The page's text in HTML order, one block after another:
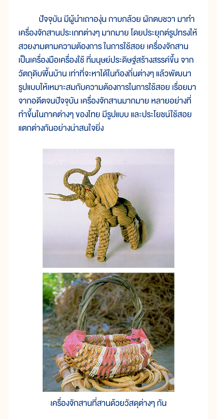
ปัจจุบัน มีผู้นำเถาองุ่น กาบกล้วย ผักตบชวา มาทำ
เครื่องจักสานประเภทต่างๆ มากมาย โดยประยุกต์รูปทรงให้
สวยงามตามความต้องการ ในการใช้สอย เครื่องจักสาน
เป็นเครื่องมือเครื่องใช้ ที่มนุษย์ประดิษฐ์สร้างสรรค์ขึ้น จาก
วัตถุดิบพื้นบ้าน เท่าที่จะหาได้ในท้องถิ่นต่างๆ แล้วพัฒนา
รูปแบบให้เหมาะสมกับความต้องการในการใช้สอย เรื่อยมา
จากอดีตจนปัจจุบัน เครื่องจักสานมากมาย หลายอย่างที่
ทำขึ้นในภาคต่างๆ ของไทย มีรูปแบบ และประโยชน์ใช้สอย
แตกต่างกันอย่างน่าสนใจยิ่ง
เครื่องจักสานที่สานด้วยวัสดุต่างๆ กัน